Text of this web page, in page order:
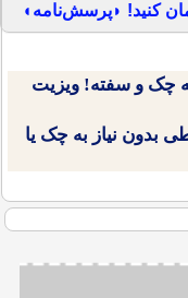
کنید! ◗پرسش‌نامه◖
چک و سفته! ویزیت
بدون نیاز به چک یا